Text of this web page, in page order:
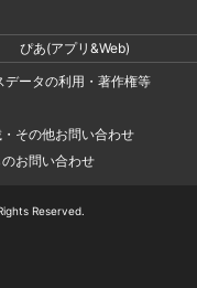
ぴあ(アプリ&Web)
データの利用・著作権等
その他お問い合わせ
お問い合わせ
Reserved.